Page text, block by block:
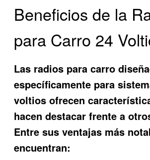
Beneficios de la
para Carro 24
Las radios para carro
específicamente para
voltios ofrecen
hacen destacar frente a
Entre sus ventajas más
encuentran: